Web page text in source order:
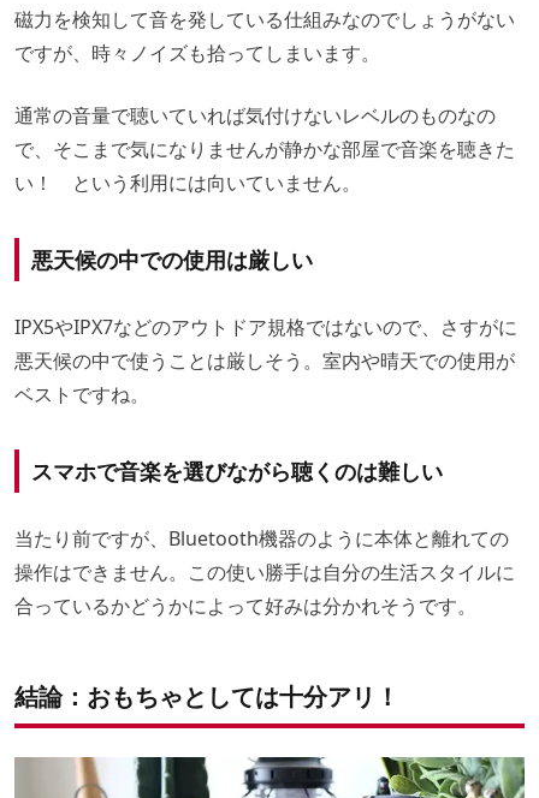
磁力を検知して音を発している仕組みなのでしょうがない
ですが、時々ノイズも拾ってしまいます。
通常の音量で聴いていれば気付けないレベルのものなの
で、そこまで気になりませんが静かな部屋で音楽を聴きた
い！ という利用には向いていません。
悪天候の中での使用は厳しい
IPX5やIPX7などのアウトドア規格ではないので、さすがに
悪天候の中で使うことは厳しそう。室内や晴天での使用が
ベストですね。
スマホで音楽を選びながら聴くのは難しい
当たり前ですが、Bluetooth機器のように本体と離れての
操作はできません。この使い勝手は自分の生活スタイルに
合っているかどうかによって好みは分かれそうです。
結論：おもちゃとしては十分アリ！